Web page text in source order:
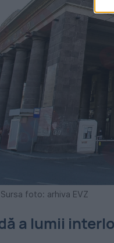
foto: arhiva EVZ
a lumii